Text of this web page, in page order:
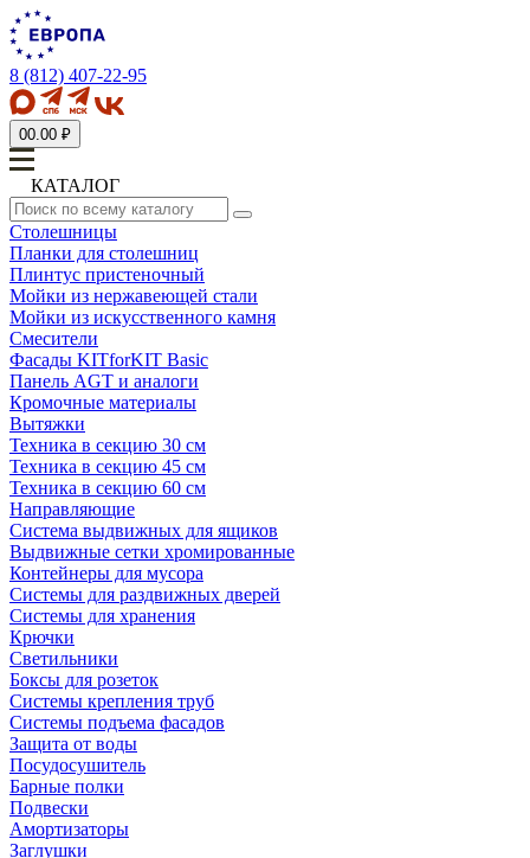
8 (812) 407-22-95
00.00 ₽
КАТАЛОГ
Столешницы
Планки для столешниц
Плинтус пристеночный
Мойки из нержавеющей стали
Мойки из искусственного камня
Смесители
Фасады KITforKIT Basic
Панель AGT и аналоги
Кромочные материалы
Вытяжки
Техника в секцию 30 см
Техника в секцию 45 см
Техника в секцию 60 см
Направляющие
Система выдвижных для ящиков
Выдвижные сетки хромированные
Контейнеры для мусора
Системы для раздвижных дверей
Системы для хранения
Крючки
Светильники
Боксы для розеток
Системы крепления труб
Системы подъема фасадов
Защита от воды
Посудосушитель
Барные полки
Подвески
Амортизаторы
Заглушки